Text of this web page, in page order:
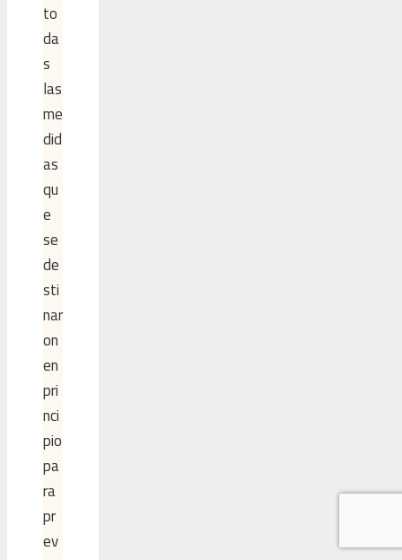
to
da
s
las
me
did
as
qu
e
se
de
sti
nar
on
en
pri
nci
pio
pa
ra
pr
ev